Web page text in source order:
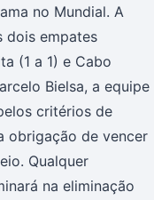
no Mundial. A
dois empates
(1 a 1) e Cabo
Bielsa, a equipe
critérios de
obrigação de vencer
Qualquer
na eliminação